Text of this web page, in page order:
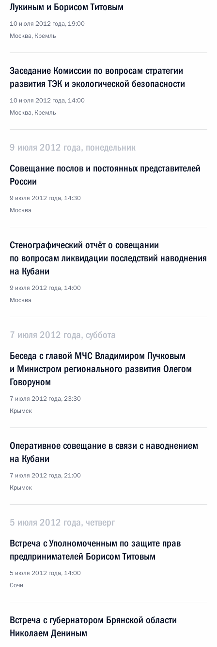
Лукиным и Борисом Титовым
10 июля 2012 года, 19:00
Москва, Кремль
Заседание Комиссии по вопросам стратегии
развития ТЭК и экологической безопасности
10 июля 2012 года, 14:00
Москва, Кремль
9 июля 2012 года, понедельник
Совещание послов и постоянных представителей
России
9 июля 2012 года, 14:30
Москва
Стенографический отчёт о совещании
по вопросам ликвидации последствий наводнения
на Кубани
9 июля 2012 года, 14:00
Москва
7 июля 2012 года, суббота
Беседа с главой МЧС Владимиром Пучковым
и Министром регионального развития Олегом
Говоруном
7 июля 2012 года, 23:30
Крымск
Оперативное совещание в связи с наводнением
на Кубани
7 июля 2012 года, 21:00
Крымск
5 июля 2012 года, четверг
Встреча с Уполномоченным по защите прав
предпринимателей Борисом Титовым
5 июля 2012 года, 14:00
Сочи
Встреча с губернатором Брянской области
Николаем Дениным